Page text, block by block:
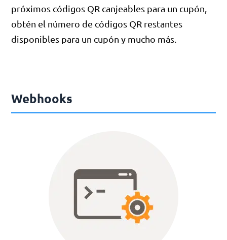
próximos códigos QR canjeables para un cupón,
obtén el número de códigos QR restantes
disponibles para un cupón y mucho más.
Webhooks